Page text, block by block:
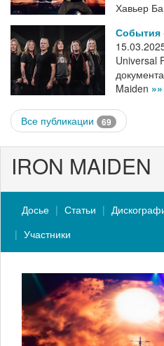
Хавьер
События
Universal
Maiden »»
Все публикации 69
IRON MAIDEN
Досье Статьи
Участники